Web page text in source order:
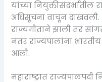
यांच्या नियुक्तीसंदर्भातील
अधिसूचना वाचून दाखवली.
राज्यगीताने झाली तर
नंतर राज्यपालांना
आली.
महाराष्ट्रात राज्यपालपदी